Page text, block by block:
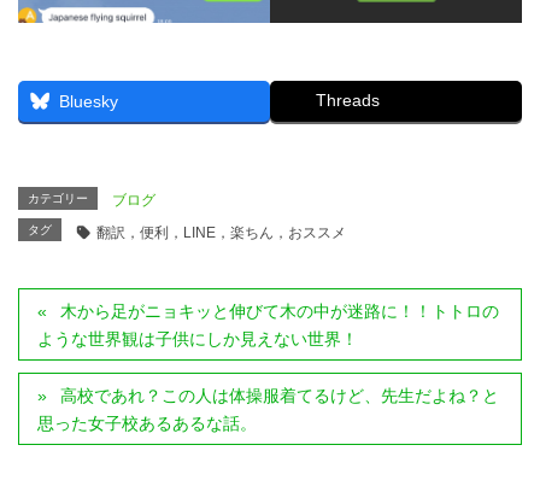
Bluesky Threads
カテゴリー ブログ
タグ 翻訳，便利，LINE，楽ちん，おススメ
木から足がニョキッと伸びて木の中が迷路に！！トトロの
ような世界観は子供にしか見えない世界！
高校であれ？この人は体操服着てるけど、先生だよね？と
思った女子校あるあるな話。